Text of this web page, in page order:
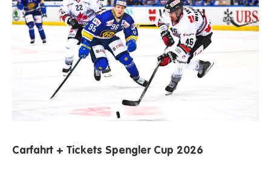
Carfahrt + Tickets Spengler Cup 2026